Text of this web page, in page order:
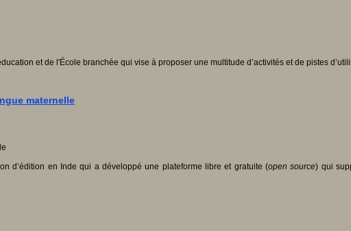
et de l'École branchée qui vise à proposer une multitude d’activités et de pistes
maternelle
d’édition en Inde qui a développé une plateforme libre et gratuite (open source) qui